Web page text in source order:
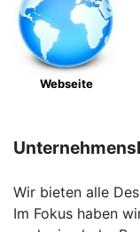
Webseite
Wir bieten alle
Im Fokus haben